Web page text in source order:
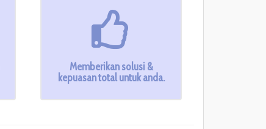
Memberikan solusi &
kepuasan total untuk anda.